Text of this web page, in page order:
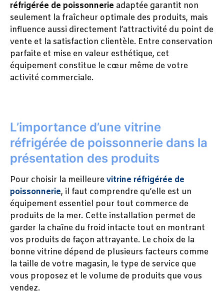
réfrigérée de poissonnerie adaptée garantit non
seulement la fraîcheur optimale des produits, mais
influence aussi directement l’attractivité du point de
vente et la satisfaction clientèle. Entre conservation
parfaite et mise en valeur esthétique, cet
équipement constitue le cœur même de votre
activité commerciale.
L’importance d’une vitrine
réfrigérée de poissonnerie dans la
présentation des produits
Pour choisir la meilleurevitrine réfrigérée de
poissonnerie, il faut comprendre qu’elle est un
équipement essentiel pour tout commerce de
produits de la mer. Cette installation permet de
garder la chaîne du froid intacte tout en montrant
vos produits de façon attrayante. Le choix de la
bonne vitrine dépend de plusieurs facteurs comme
la taille de votre magasin, le type de service que
vous proposez et le volume de produits que vous
vendez.